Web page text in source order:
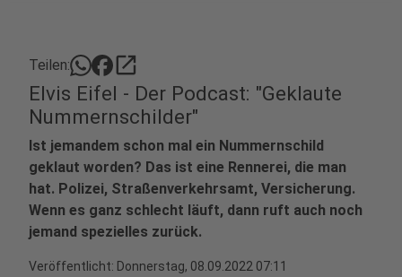
Teilen: open_in_new
Elvis Eifel - Der Podcast: "Geklaute
Nummernschilder"
Ist jemandem schon mal ein Nummernschild
geklaut worden? Das ist eine Rennerei, die man
hat. Polizei, Straßenverkehrsamt, Versicherung.
Wenn es ganz schlecht läuft, dann ruft auch noch
jemand spezielles zurück.
Veröffentlicht: Donnerstag, 08.09.2022 07:11